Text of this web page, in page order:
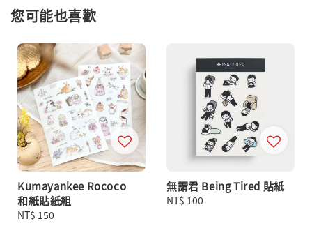
您可能也喜歡
Kumayankee Rococo
和紙貼紙組
Regular
NT$ 150
無謂君 Being Tired 貼紙
Regular
NT$ 100